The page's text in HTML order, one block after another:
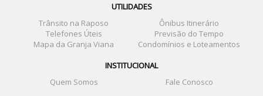
UTILIDADES
Trânsito na Raposo
Ônibus Itinerário
Telefones Úteis
Previsão do Tempo
Mapa da Granja Viana
Condomínios e Loteamentos
INSTITUCIONAL
Quem Somos
Fale Conosco